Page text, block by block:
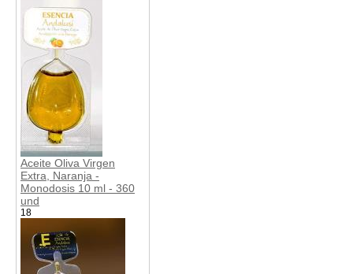
Aceite Oliva Virgen
Extra, Naranja -
Monodosis 10 ml - 360
und
18